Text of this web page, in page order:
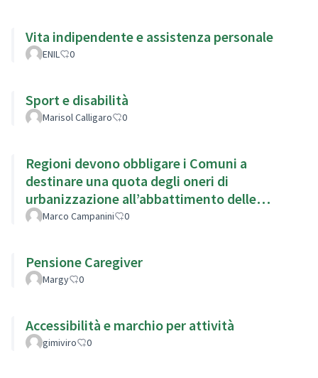
Vita indipendente e assistenza personale
ENIL 0
Sport e disabilità
Marisol Calligaro 0
Regioni devono obbligare i Comuni a
destinare una quota degli oneri di
urbanizzazione all’abbattimento delle
barriere architettoniche.
Marco Campanini 0
Pensione Caregiver
Margy 0
Accessibilità e marchio per attività
gimiviro 0